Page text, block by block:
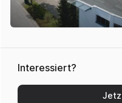
Interessiert?